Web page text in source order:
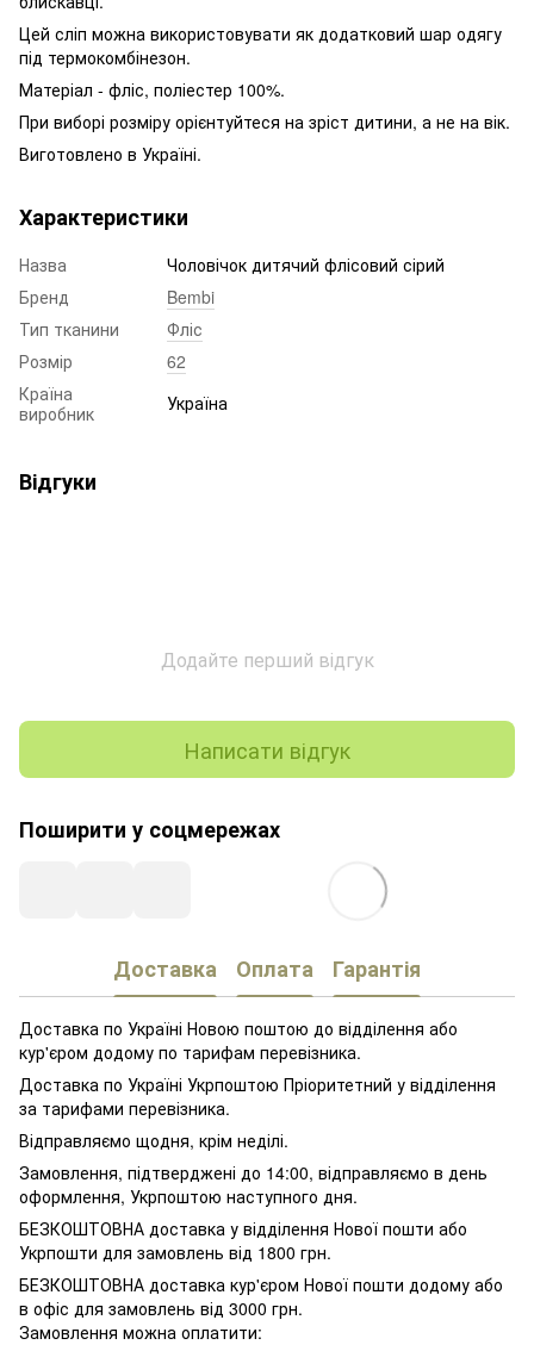
Цей сліп можна використовувати як додатковий шар одягу
під термокомбінезон.
Матеріал - фліс, поліестер 100%.
При виборі розміру орієнтуйтеся на зріст дитини, а не на вік.
Виготовлено в Україні.
Характеристики
Назва
Чоловічок дитячий флісовий сірий
Бренд
Bembi
Тип тканини
Фліс
Розмір
62
Країна
виробник
Україна
Відгуки
Додайте перший відгук
Написати відгук
Поширити у соцмережах
Доставка Оплата Гарантія
Доставка по Україні Новою поштою до відділення або
кур'єром додому по тарифам перевізника.
Доставка по Україні Укрпоштою Пріоритетний у відділення
за тарифами перевізника.
Відправляємо щодня, крім неділі.
Замовлення, підтверджені до 14:00, відправляємо в день
оформлення, Укрпоштою наступного дня.
БЕЗКОШТОВНА доставка у відділення Нової пошти або
Укрпошти для замовлень від 1800 грн.
БЕЗКОШТОВНА доставка кур'єром Нової пошти додому або
в офіс для замовлень від 3000 грн.
Замовлення можна оплатити: